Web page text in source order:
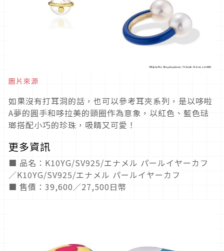
圖片來源
如果沒有打耳洞的話，也可以參考耳夾系列，是以哆啦
A夢的圓手和哆拉美的頸圈作為意象，以紅色、藍色琺
瑯搭配小巧的珍珠，吸睛又可愛！
更多資訊
■ 品名：K10YG/SV925/エナメル パールイヤーカフ
／K10YG/SV925/エナメル パールイヤーカフ
■ 售價：39,600／27,500日幣